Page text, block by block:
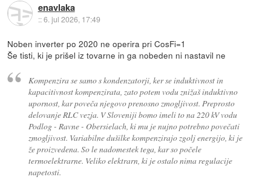
enavlaka
::6. jul 2026, 17:49
Noben inverter po 2020 ne operira pri CosFi=1
Še tisti, ki je prišel iz tovarne in ga nobeden ni nastavil ne
Kompenzira se samo s kondenzatorji, ker se induktivnost in
kapacitivnost kompenzirata, zato potem vodu znižaš induktivno
upornost, kar poveča njegovo prenosno zmogljivost. Preprosto
delovanje RLC vezja. V Sloveniji bomo imeli to na 220 kV vodu
Podlog - Ravne - Obersielach, ki mu je nujno potrebno povečati
zmogljivost. Variabilne dušilke kompenzirajo zgolj energijo, ki je
že proizvedena. So le nadomestek tega, kar so počele
termoelektrarne. Veliko elektrarn, ki je ostalo nima regulacije
napetosti.